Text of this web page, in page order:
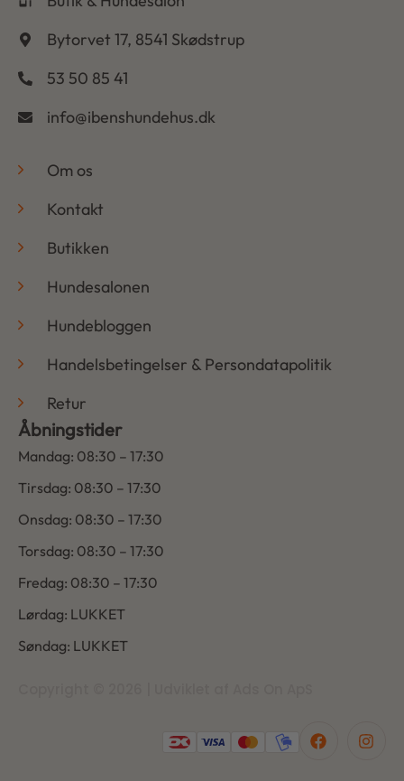
Bytorvet 17, 8541 Skødstrup
53 50 85 41
info@ibenshundehus.dk
Om os
Kontakt
Butikken
Hundesalonen
Hundebloggen
Handelsbetingelser & Persondatapolitik
Retur
Åbningstider
Mandag: 08:30 – 17:30
Tirsdag: 08:30 – 17:30
Onsdag: 08:30 – 17:30
Torsdag: 08:30 – 17:30
Fredag: 08:30 – 17:30
Lørdag: LUKKET
Søndag: LUKKET